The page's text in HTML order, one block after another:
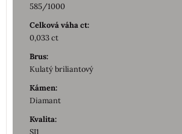
585/1000
Celková váha ct:
0,033 ct
Brus:
Kulatý briliantový
Kámen:
Diamant
Kvalita: